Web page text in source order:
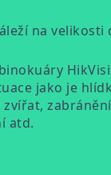
na
jako je
atd.